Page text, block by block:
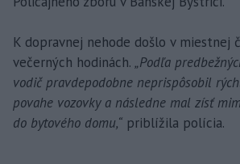
K dopravnej nehode došlo v miestnej
večerných hodinách. „Podľa
vodič pravdepodobne neprispôsobil
povahe vozovky a následne mal zísť
do bytového domu,“ priblížila polícia.